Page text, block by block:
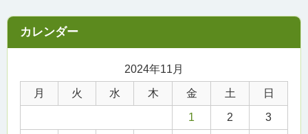
2024年11月
月 火 水 木 金 土 日
1 2 3